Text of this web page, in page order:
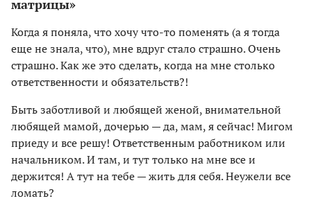
матрицы»
Когда я поняла, что хочу что-то поменять (а я тогда
еще не знала, что), мне вдруг стало страшно. Очень
страшно. Как же это сделать, когда на мне столько
ответственности и обязательств?!
Быть заботливой и любящей женой, внимательной
любящей мамой, дочерью — да, мам, я сейчас! Мигом
приеду и все решу! Ответственным работником или
начальником. И там, и тут только на мне все и
держится! А тут на тебе — жить для себя. Неужели все
ломать?